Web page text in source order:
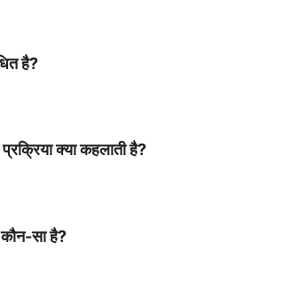
है?
क्या कहलाती है?
सा है?